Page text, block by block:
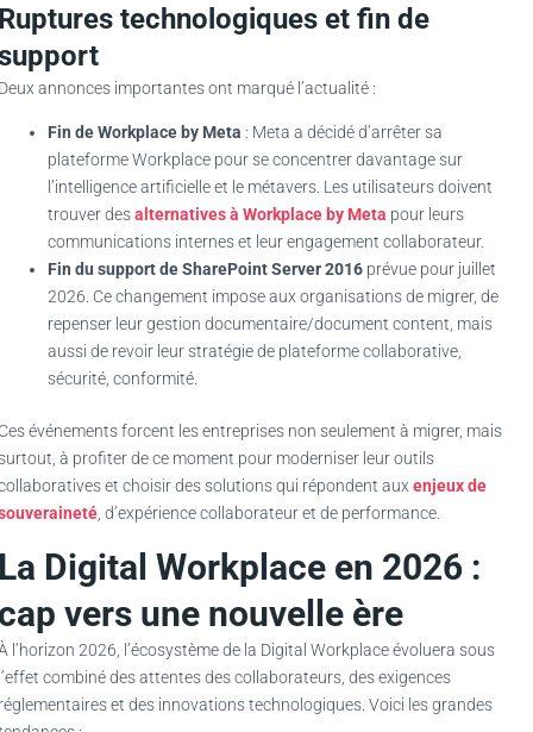
technologiques et fin de
annonces importantes ont marqué l’actualité :
Fin de Workplace by Meta : Meta a décidé d’arrêter sa
plateforme Workplace pour se concentrer davantage sur
l’intelligence artificielle et le métavers. Les utilisateurs doivent
trouver desalternatives à Workplace by Meta pour leurs
communications internes et leur engagement collaborateur.
Fin du support de SharePoint Server 2016 prévue pour juillet
2026. Ce changement impose aux organisations de migrer, de
repenser leur gestion documentaire/document content, mais
aussi de revoir leur stratégie de plateforme collaborative,
sécurité, conformité.
événements forcent les entreprises non seulement à migrer, mais
à profiter de ce moment pour moderniser leur outils
et choisir des solutions qui répondent aux enjeux de
, d’expérience collaborateur et de performance.
Digital Workplace en 2026 :
vers une nouvelle ère
l’horizon 2026, l’écosystème de la Digital Workplace évoluera sous
combiné des attentes des collaborateurs, des exigences
et des innovations technologiques. Voici les grandes